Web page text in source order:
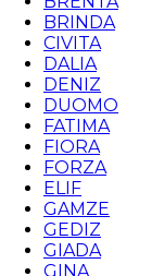
BRINDA
CIVITA
DALIA
DENIZ
DUOMO
FATIMA
FIORA
FORZA
ELIF
GAMZE
GEDIZ
GIADA
GINA